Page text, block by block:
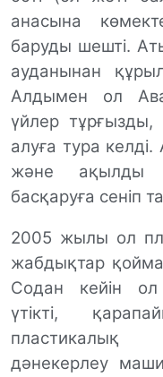
анасына
баруды шешті.
ауданынан қ
Алдымен ол
үйлер тұрғызды,
алуға тура
және ақылды
басқаруға сеніп
2005 жылы ол
жабдықтар
Содан кейін ол
үтікті,
пластикалық
дәнекерлеу